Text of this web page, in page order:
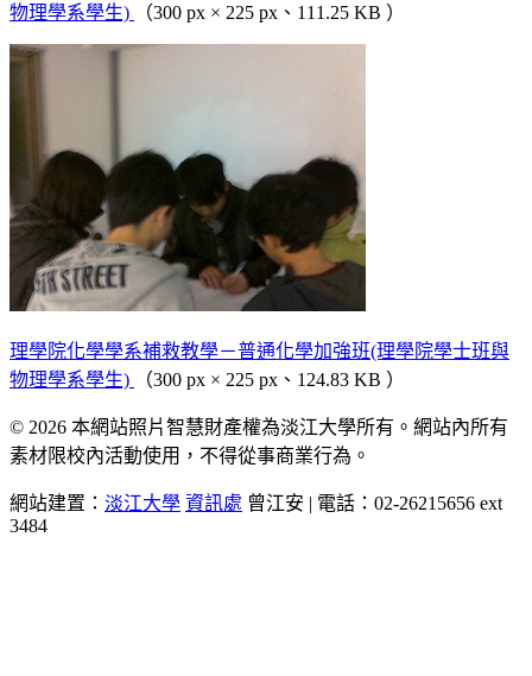
物理學系學生)
（300 px × 225 px、111.25 KB ）
理學院化學學系補救教學－普通化學加強班(理學院學士班與
物理學系學生)
（300 px × 225 px、124.83 KB ）
© 2026 本網站照片智慧財產權為淡江大學所有。網站內所有
素材限校內活動使用，不得從事商業行為。
網站建置： 淡江大學 資訊處 曾江安 | 電話：02-26215656 ext
3484